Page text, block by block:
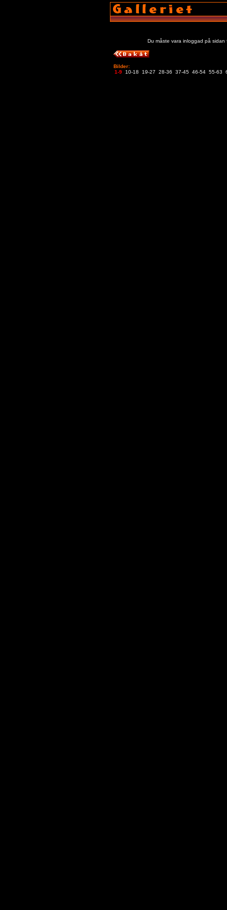
Du måste vara inloggad på
Bilder:
1-9
10-18 19-27 28-36 37-45 46-54 55-63